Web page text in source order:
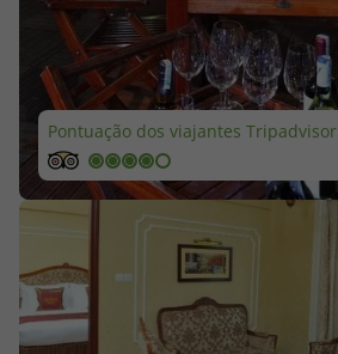
Cheque Viagem
Rede de Lojas
Blog TopViagens
Área de Cliente
Pontuação dos viajantes Tripadvisor